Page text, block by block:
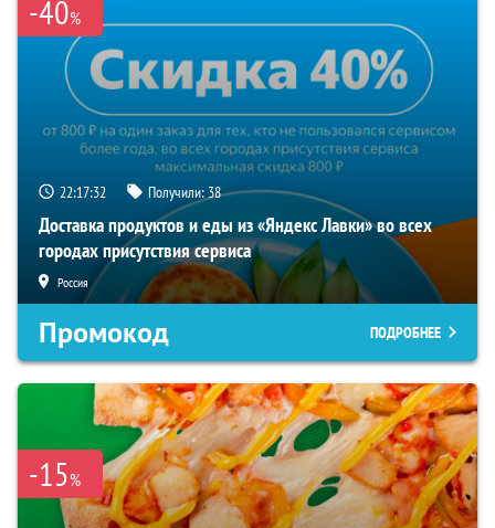
-40%
22:17:31 Получили:38
Доставка продуктов и еды из «Яндекс Лавки» во всех
городах присутствия сервиса
Россия
Промокод ПОДРОБНЕЕ
-15%